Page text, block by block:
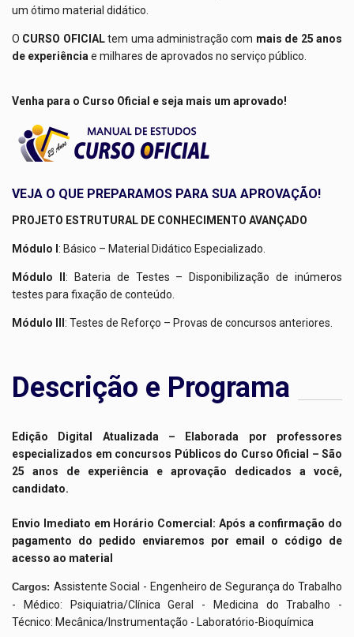
um ótimo material didático.
O CURSO OFICIALtem uma administração com mais de 25 anos
de experiência e milhares de aprovados no serviço público.
Venha para o Curso Oficial e seja mais um aprovado!
VEJA O QUE PREPARAMOS PARA SUA APROVAÇÃO!
PROJETO ESTRUTURAL DE CONHECIMENTO AVANÇADO
Módulo I : Básico – Material Didático Especializado.
Módulo II : Bateria de Testes – Disponibilização de inúmeros
testes para fixação de conteúdo.
Módulo III : Testes de Reforço – Provas de concursos anteriores.
Descrição e Programa
Edição Digital Atualizada – Elaborada por professores
especializados em concursos Públicos do Curso Oficial – São
25 anos de experiência e aprovação dedicados a você,
candidato.
Envio Imediato em Horário Comercial: Após a confirmação do
pagamento do pedido enviaremos por email o código de
acesso ao material
Cargos: Assistente Social - Engenheiro de Segurança do Trabalho
- Médico: Psiquiatria/Clínica Geral - Medicina do Trabalho -
Técnico: Mecânica/Instrumentação - Laboratório-Bioquímica